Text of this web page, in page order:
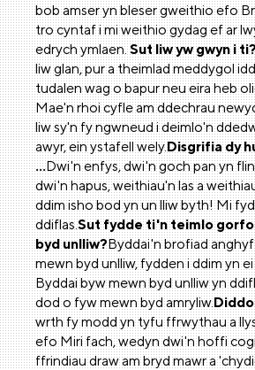
bob amser yn bleser gweithio efo
tro cyntaf i mi weithio gydag ef ar
edrych ymlaen.Sut liw yw gwyn i ti?
liw glan, pur a theimlad meddygol
tudalen wag o bapur neu eira heb
Mae'n rhoi cyfle am ddechrau
liw sy'n fy ngwneud i deimlo'n
awyr, ein ystafell wely.Disgrifia dy
...Dwi'n enfys, dwi'n goch pan yn
dwi'n hapus, weithiau'n las a
ddim isho bod yn un lliw byth! Mi
ddiflas.Sut fydde ti'n teimlo
byd unlliw?Byddai'n brofiad
mewn byd unlliw, fydden i ddim yn
Byddai byw mewn byd unlliw yn
dod o fyw mewn byd amryliw.
wrth fy modd yn tyfu ffrwythau a
efo Miri fach, wedyn dwi'n hoffi
ffrindiau draw am bryd mawr a